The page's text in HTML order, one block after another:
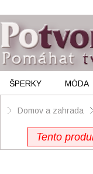
ŠPERKY MÓDA
Domov a zahrada
Tento